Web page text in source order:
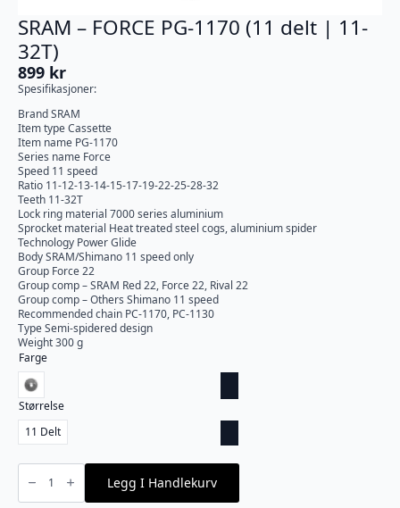
SRAM – FORCE PG-1170 (11 delt | 11-
32T)
899 kr
Spesifikasjoner:
Brand SRAM
Item type Cassette
Item name PG-1170
Series name Force
Speed 11 speed
Ratio 11-12-13-14-15-17-19-22-25-28-32
Teeth 11-32T
Lock ring material 7000 series aluminium
Sprocket material Heat treated steel cogs, aluminium spider
Technology Power Glide
Body SRAM/Shimano 11 speed only
Group Force 22
Group comp – SRAM Red 22, Force 22, Rival 22
Group comp – Others Shimano 11 speed
Recommended chain PC-1170, PC-1130
Type Semi-spidered design
Weight 300 g
Farge
Størrelse
11 Delt
SRAM
FORCE
PG-
Legg I Handlekurv